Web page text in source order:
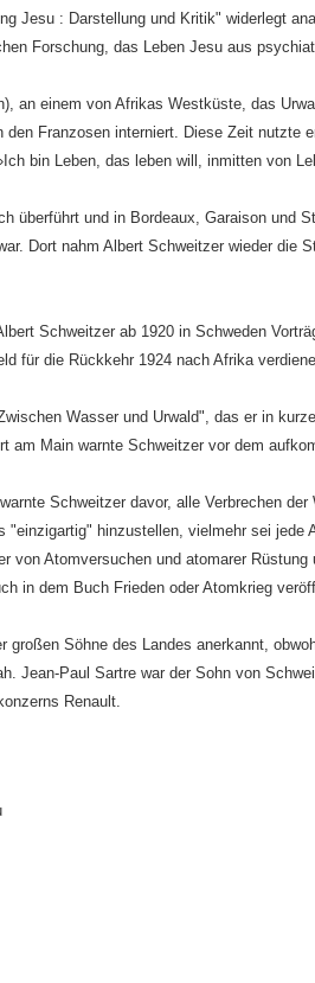
Jesu : Darstellung und Kritik" widerlegt
Forschung, das Leben Jesu aus
an einem von Afrikas Westküste, das
Franzosen interniert. Diese Zeit nutzte
bin Leben, das leben will, inmitten von
überführt und in Bordeaux, Garaison und
Dort nahm Albert Schweitzer wieder die
Schweitzer ab 1920 in Schweden
für die Rückkehr 1924 nach Afrika
Wasser und Urwald", das er in
am Main warnte Schweitzer vor dem
Schweitzer davor, alle Verbrechen
hinzustellen, vielmehr sei
von Atomversuchen und atomarer
in dem Buch Frieden oder Atomkrieg
Söhne des Landes anerkannt,
Jean-Paul Sartre war der Sohn von
Renault.